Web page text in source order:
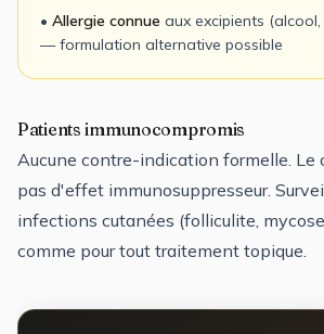
• Allergie connue aux excipients
— formulation alternative possible
Patients immunocompromis
Aucune contre-indication formelle. Le
pas d'effet immunosuppresseur.
infections cutanées (folliculite,
comme pour tout traitement topique.